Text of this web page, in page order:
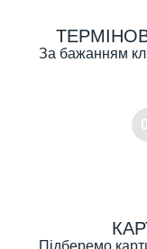
Підберемо
За бажанням